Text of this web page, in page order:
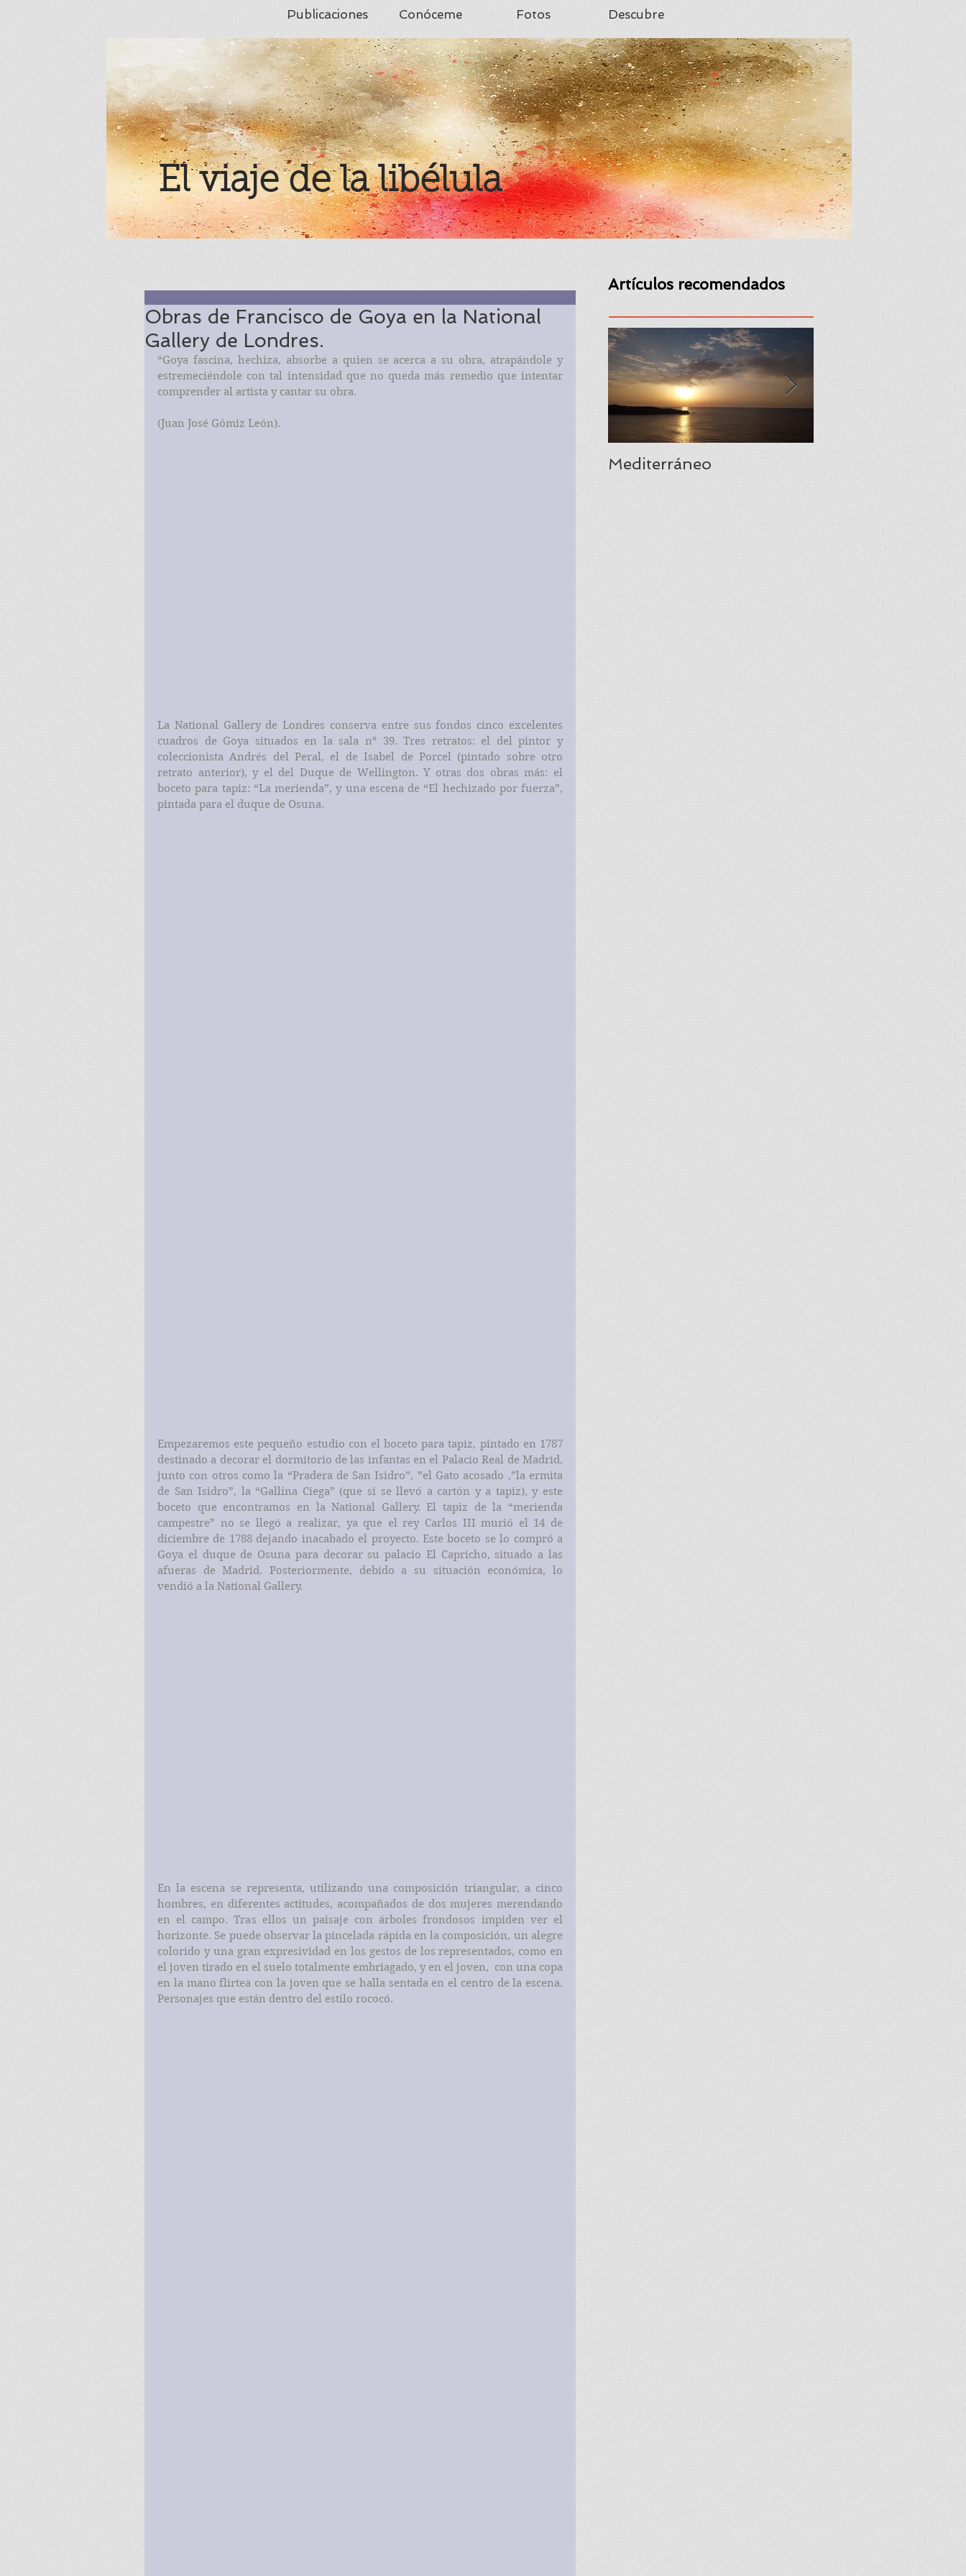
Publicaciones Conóceme Fotos Descubre
El viaje de la libélula
Obras de Francisco de Goya en la National
Gallery de Londres.
“Goya fascina, hechiza, absorbe a quien se acerca a su obra, atrapándole y
estremeciéndole con tal intensidad que no queda más remedio que intentar
comprender al artista y cantar su obra.
(Juan José Gómiz León).
La National Gallery de Londres conserva entre sus fondos cinco excelentes
cuadros de Goya situados en la sala nº 39. Tres retratos: el del pintor y
coleccionista Andrés del Peral, el de Isabel de Porcel (pintado sobre otro
retrato anterior), y el del Duque de Wellington. Y otras dos obras más: el
boceto para tapiz: “La merienda”, y una escena de “El hechizado por fuerza”,
pintada para el duque de Osuna.
Empezaremos este pequeño estudio con el boceto para tapiz, pintado en 1787
destinado a decorar el dormitorio de las infantas en el Palacio Real de Madrid,
junto con otros como la “Pradera de San Isidro”, ”el Gato acosado ,”la ermita
de San Isidro”, la “Gallina Ciega” (que si se llevó a cartón y a tapiz), y este
boceto que encontramos en la National Gallery. El tapiz de la “merienda
campestre” no se llegó a realizar, ya que el rey Carlos III murió el 14 de
diciembre de 1788 dejando inacabado el proyecto. Este boceto se lo compró a
Goya el duque de Osuna para decorar su palacio El Capricho, situado a las
afueras de Madrid. Posteriormente, debido a su situación económica, lo
vendió a la National Gallery.
En la escena se representa, utilizando una composición triangular, a cinco
hombres, en diferentes actitudes, acompañados de dos mujeres merendando
en el campo. Tras ellos un paisaje con árboles frondosos impiden ver el
horizonte. Se puede observar la pincelada rápida en la composición, un alegre
colorido y una gran expresividad en los gestos de los representados, como en
el joven tirado en el suelo totalmente embriagado, y en el joven,  con una copa
en la mano flirtea con la joven que se halla sentada en el centro de la escena.
Personajes que están dentro del estilo rococó.
Artículos recomendados
Mediterráneo